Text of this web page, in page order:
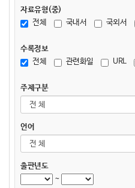
자료유형(중)
전체
국내서 국외서
수록정보
전체
관련화일 URL
주제구분
언어
출판년도
~